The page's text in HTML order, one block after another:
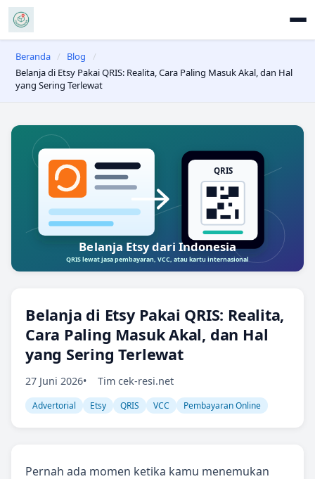
Beranda / Blog
/
Belanja di Etsy Pakai QRIS: Realita, Cara Paling Masuk Akal, dan Hal
yang Sering Terlewat
Belanja di Etsy Pakai QRIS: Realita,
Cara Paling Masuk Akal, dan Hal
yang Sering Terlewat
27 Juni 2026 Tim cek-resi.net
Advertorial Etsy QRIS VCC Pembayaran Online
Pernah ada momen ketika kamu menemukan